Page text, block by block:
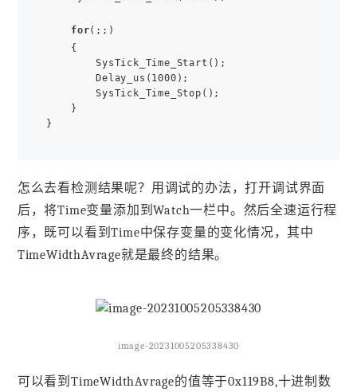
for(;;)
{
SysTick_Time_Start();
Delay_us(1000);
SysTick_Time_Stop();
}
怎么去看检测结果呢？用调试的办法，打开调试界面
后，将Time变量添加到Watch一栏中。然后全速运行程
序，既可以看到Time中保存变量的变化情况，其中
TimeWidthAvrage就是最终的结果。
image-20231005205338430
可以看到TimeWidthAvrage的值等于0x119B8,十进制数